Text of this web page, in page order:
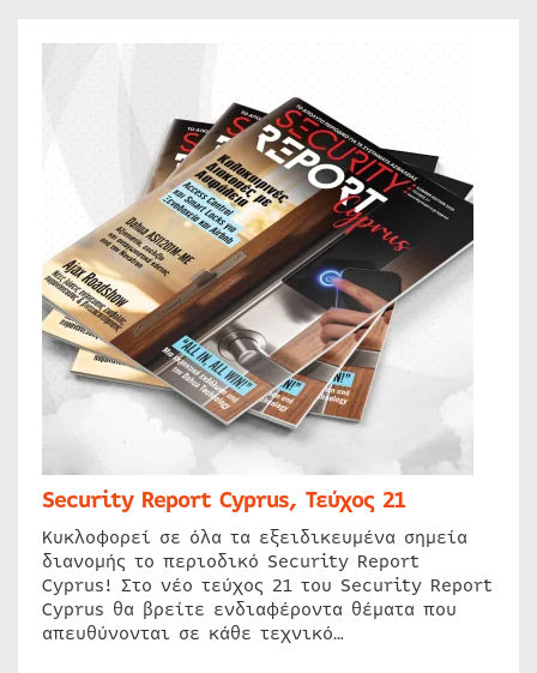
Security Report Cyprus, Τεύχος 21
Κυκλοφορεί σε όλα τα εξειδικευμένα σημεία
διανομής το περιοδικό Security Report
Cyprus! Στο νέο τεύχος 21 του Security Report
Cyprus θα βρείτε ενδιαφέροντα θέματα που
απευθύνονται σε κάθε τεχνικό…